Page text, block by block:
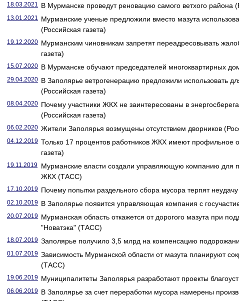
18.03.2021 В Мурманске проведут реновацию самого ветхого района
13.01.2021 Мурманские ученые предложили вместо мазута
(Российская газета)
19.12.2020 Мурманским чиновникам запретят переадресовывать
газета)
15.07.2020 В Мурманске обучают председателей многоквартирных
29.04.2020 В Заполярье ветрогенерацию предложили использовать
(Российская газета)
08.04.2020 Почему участники ЖКХ не заинтересованы в
(Российская газета)
06.02.2020 Жители Заполярья возмущены отсутствием дворников
04.12.2019 Только 17 процентов работников ЖКХ имеют профильное
газета)
19.11.2019 Мурманские власти создали управляющую компанию для
ЖКХ (ТАСС)
17.10.2019 Почему попытки раздельного сбора мусора терпят неудачу
02.10.2019 В Заполярье появится управляющая компания с
20.07.2019 Мурманская область откажется от дорогого мазута при
"Новатэка" (ТАСС)
18.07.2019 Заполярье получило 3,5 млрд на компенсацию
01.07.2019 Зависимость Мурманской области от мазута планируют
(ТАСС)
19.06.2019 Муниципалитеты Заполярья разработают проекты
06.06.2019 В Заполярье за счет переработки мусора намерены